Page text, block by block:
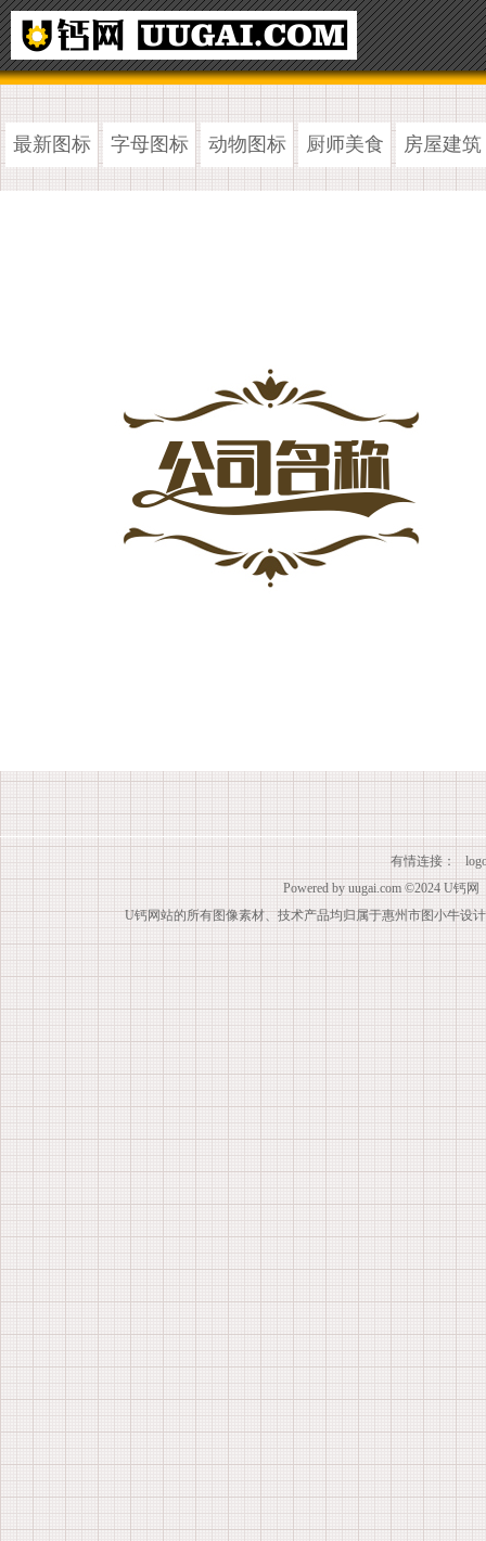
最新图标 字母图标 动物图标 厨师美食 房屋建筑
有情连接：
Powered by uugai.com ©2024 U钙网
U钙网站的所有图像素材、技术产品均归属于惠州市图小牛设